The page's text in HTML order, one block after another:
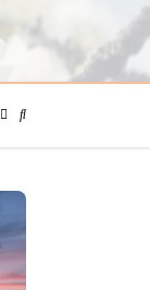
Color